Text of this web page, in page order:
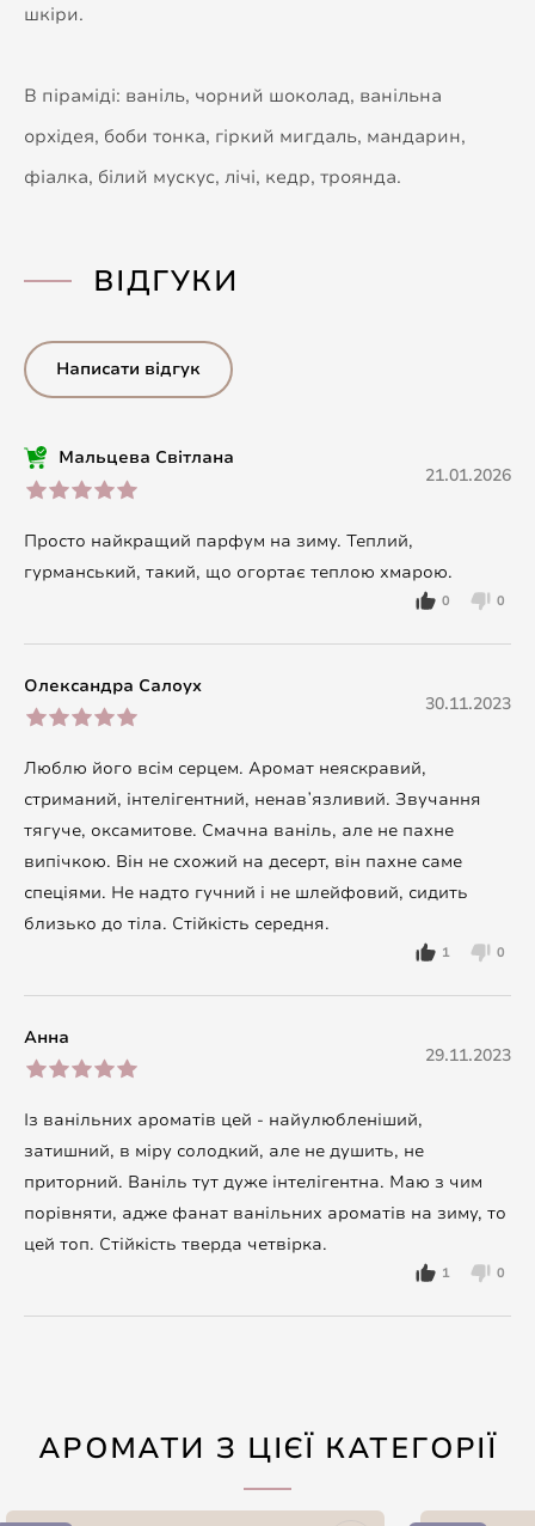
шкіри.
В піраміді: ваніль, чорний шоколад, ванільна
орхідея, боби тонка, гіркий мигдаль, мандарин,
фіалка, білий мускус, лічі, кедр, троянда.
ВІДГУКИ
Написати відгук
Мальцева Світлана
21.01.2026
Просто найкращий парфум на зиму. Теплий,
гурманський, такий, що огортає теплою хмарою.
0 0
Олександра Салоух
30.11.2023
Люблю його всім серцем. Аромат неяскравий,
стриманий, інтелігентний, ненавʼязливий. Звучання
тягуче, оксамитове. Смачна ваніль, але не пахне
випічкою. Він не схожий на десерт, він пахне саме
спеціями. Не надто гучний і не шлейфовий, сидить
близько до тіла. Стійкість середня.
1 0
Анна
29.11.2023
Із ванільних ароматів цей - найулюбленіший,
затишний, в міру солодкий, але не душить, не
приторний. Ваніль тут дуже інтелігентна. Маю з чим
порівняти, адже фанат ванільних ароматів на зиму, то
цей топ. Стійкість тверда четвірка.
1 0
АРОМАТИ З ЦІЄЇ КАТЕГОРІЇ